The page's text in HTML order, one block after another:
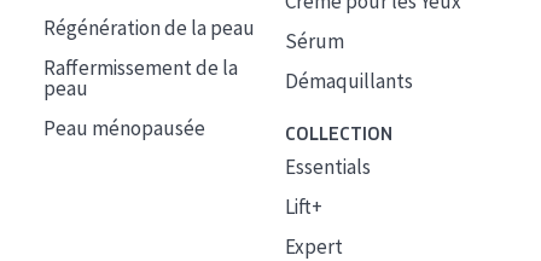
Régénération de la peau
Raffermissement de la
peau
Peau ménopausée
Sérum
Démaquillants
COLLECTION
Essentials
Lift+
Expert